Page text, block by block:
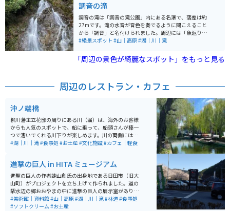
われている場所なので、時折賑わいを見せています。 周
辺に飲食店がほとんどないので、飲み物や軽食を持参し
ていくのがおすすめです。のどかな景色を一望しながら
休憩することができます。
調音の滝
調音の滝は「調音の滝公園」内にある名瀑で、落差は約
27mです。滝の水音が音色を奏でるように聞こえること
から「調音」と名付けられました。周辺には「魚返りの
滝」や「斧淵の滝」もあり、総称して「巨瀬の三滝」と
の自然がとても綺麗で、滝の涼やかな水音には癒されま
す。夏の流水プールや地元特産品店などがあるこの公園
日田市観光の寄り道などで行くのもオススメです。
#絶景スポット #山｜高原#湖｜川｜滝
「周辺の景色が綺麗なスポット」をもっと見る
周辺のレストラン・カフェ
沖ノ端橋
柳川藩主立花邸の周りにある川（堀）は、海外のお客様
からも人気のスポットで、船に乗って、船頭さんが棒一
つで漕いでくれる川下りが楽しめます。川の両側には柳
の木がズラッと立ち並んでおり、風に揺れる柳と川下り
#湖｜川｜滝#食事処 #お土産#文化施設#カフェ｜軽食
進撃の巨人 in HITA ミュージアム
進撃の巨人の作者諫山創氏の出身地である日田市（旧大
山町）がプロジェクトを立ち上げて作られました。道の
駅水辺の郷おおやまの中に進撃の巨人の展示室があり、
無料で閲覧できます。地元の物産品、食事処もあります
が、作者が働いていた「想夫恋」という焼きそば屋があ
#美術館｜資料館#山｜高原#湖｜川｜滝#林道#食事処
#ソフトクリーム#お土産